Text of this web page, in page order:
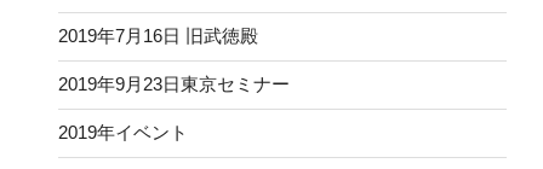
2019年7月16日 旧武徳殿
2019年9月23日東京セミナー
2019年イベント